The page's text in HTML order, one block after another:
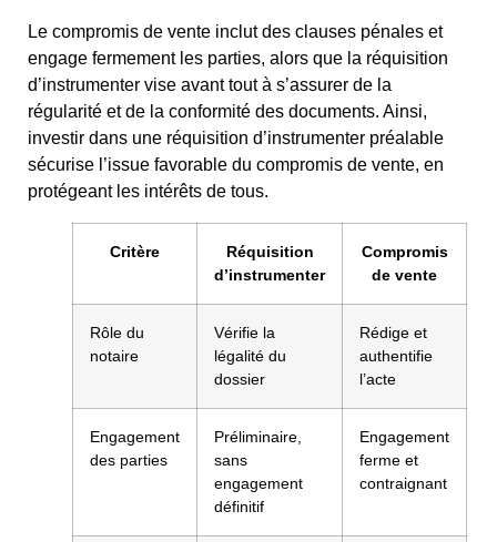
Le compromis de vente inclut des clauses pénales et
engage fermement les parties, alors que la réquisition
d’instrumenter vise avant tout à s’assurer de la
régularité et de la conformité des documents. Ainsi,
investir dans une réquisition d’instrumenter préalable
sécurise l’issue favorable du compromis de vente, en
protégeant les intérêts de tous.
Critère
Réquisition
d’instrumenter
Compromis
de vente
Rôle du
notaire
Vérifie la
légalité du
dossier
Rédige et
authentifie
l’acte
Engagement
des parties
Préliminaire,
sans
engagement
définitif
Engagement
ferme et
contraignant